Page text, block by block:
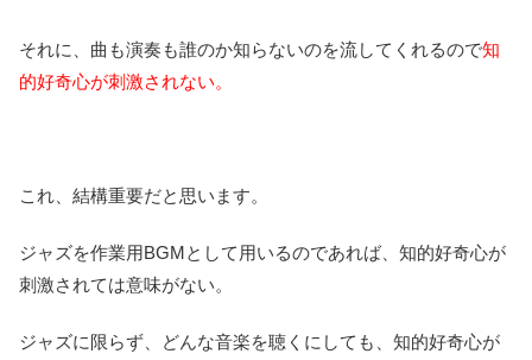
それに、曲も演奏も誰のか知らないのを流してくれるので知
的好奇心が刺激されない。
これ、結構重要だと思います。
ジャズを作業用BGMとして用いるのであれば、知的好奇心が
刺激されては意味がない。
ジャズに限らず、どんな音楽を聴くにしても、知的好奇心が